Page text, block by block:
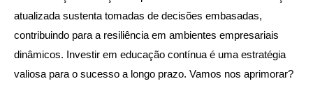
atualizada sustenta tomadas de decisões embasadas,
contribuindo para a resiliência em ambientes empresariais
dinâmicos. Investir em educação contínua é uma estratégia
valiosa para o sucesso a longo prazo. Vamos nos aprimorar?